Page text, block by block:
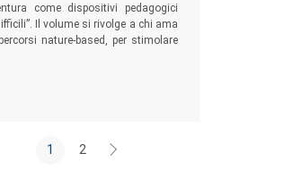
come dispositivi pedagogici
Il volume si rivolge a chi ama
nature-based, per stimolare
1 2